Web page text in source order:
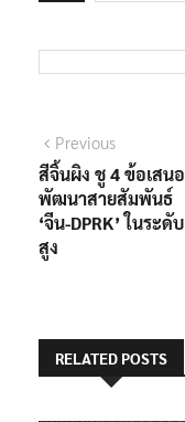
แนะแนว
เรื่อง
PreviousPrevious
post:
สีจิ้นผิง ชู 4 ข้อเสนอ
พัฒนาสายสัมพันธ์
‘จีน-DPRK’ ในระดับ
สูง
RELATED POSTS